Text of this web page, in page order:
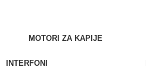
MOTORI ZA KAPIJE
INTERFONI